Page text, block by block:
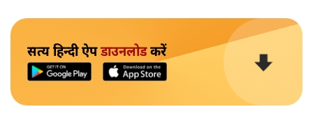
सत्य हिन्दी ऐपडाउनलोडकरें